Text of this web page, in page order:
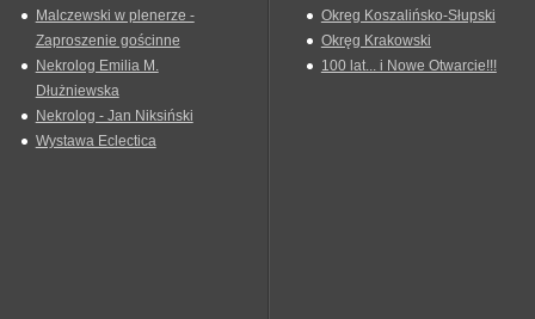
Malczewski w plenerze -
Zaproszenie gościnne
Nekrolog Emilia M.
Dłużniewska
Nekrolog - Jan Niksiński
Wystawa Eclectica
Okreg Koszalińsko-Słupski
Okręg Krakowski
100 lat... i Nowe Otwarcie!!!